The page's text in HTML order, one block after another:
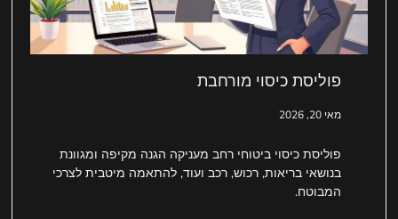
פוליסת כיסוי מורחבת
מאי 20, 2026
פוליסת כיסוי ביטוחי רחב מעניקה הגנה מקיפה ומגוונת
בנושאי בריאות, רכוש, רכב ועוד, להתאמה מיטבית לצרכי
המבוטח.